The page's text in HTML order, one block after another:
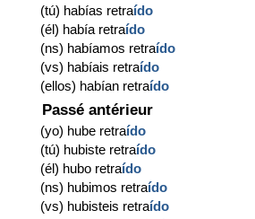
(tú) habías retraído
(él) había retraído
(ns) habíamos retraído
(vs) habíais retraído
(ellos) habían retraído
Passé antérieur
(yo) hube retraído
(tú) hubiste retraído
(él) hubo retraído
(ns) hubimos retraído
(vs) hubisteis retraído